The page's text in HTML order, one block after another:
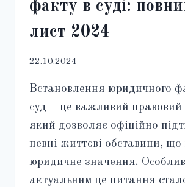
факту в суді:
лист 2024
22.10.2024
Встановлення юридичного
суд – це важливий правовий
який дозволяє офіційно
певні життєві обставини,
юридичне значення.
актуальним це питання